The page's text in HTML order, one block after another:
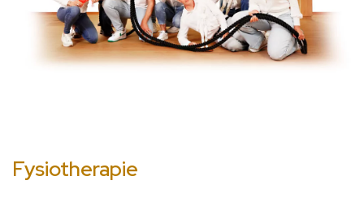
Fysiotherapie